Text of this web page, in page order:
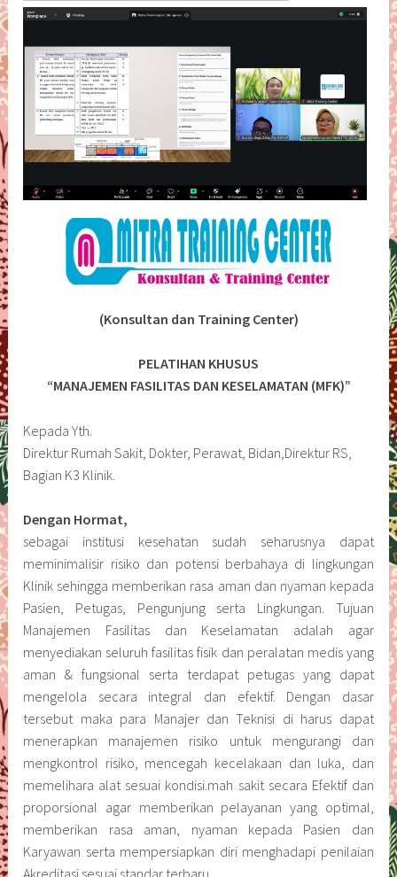
(Konsultan dan Training Center)
PELATIHAN KHUSUS
“MANAJEMEN FASILITAS DAN KESELAMATAN (MFK)”
Kepada Yth.
Direktur Rumah Sakit, Dokter, Perawat, Bidan,Direktur RS,
Bagian K3 Klinik.
Dengan Hormat,
sebagai institusi kesehatan sudah seharusnya dapat
meminimalisir risiko dan potensi berbahaya di lingkungan
Klinik sehingga memberikan rasa aman dan nyaman kepada
Pasien, Petugas, Pengunjung serta Lingkungan. Tujuan
Manajemen Fasilitas dan Keselamatan adalah agar
menyediakan seluruh fasilitas fisik dan peralatan medis yang
aman & fungsional serta terdapat petugas yang dapat
mengelola secara integral dan efektif. Dengan dasar
tersebut maka para Manajer dan Teknisi di harus dapat
menerapkan manajemen risiko untuk mengurangi dan
mengkontrol risiko, mencegah kecelakaan dan luka, dan
memelihara alat sesuai kondisi.mah sakit secara Efektif dan
proporsional agar memberikan pelayanan yang optimal,
memberikan rasa aman, nyaman kepada Pasien dan
Karyawan serta mempersiapkan diri menghadapi penilaian